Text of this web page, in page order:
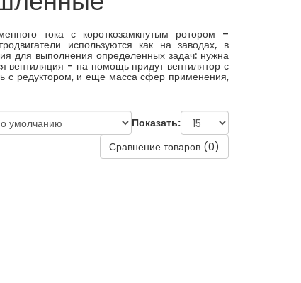
тока с короткозамкнутым ротором –
используются как на заводах, в
для выполнения определенных задач: нужна
вентиляция - на помощь придут вентилятор с
с редуктором, и еще масса сфер применения,
Показать:
Сравнение товаров (0)